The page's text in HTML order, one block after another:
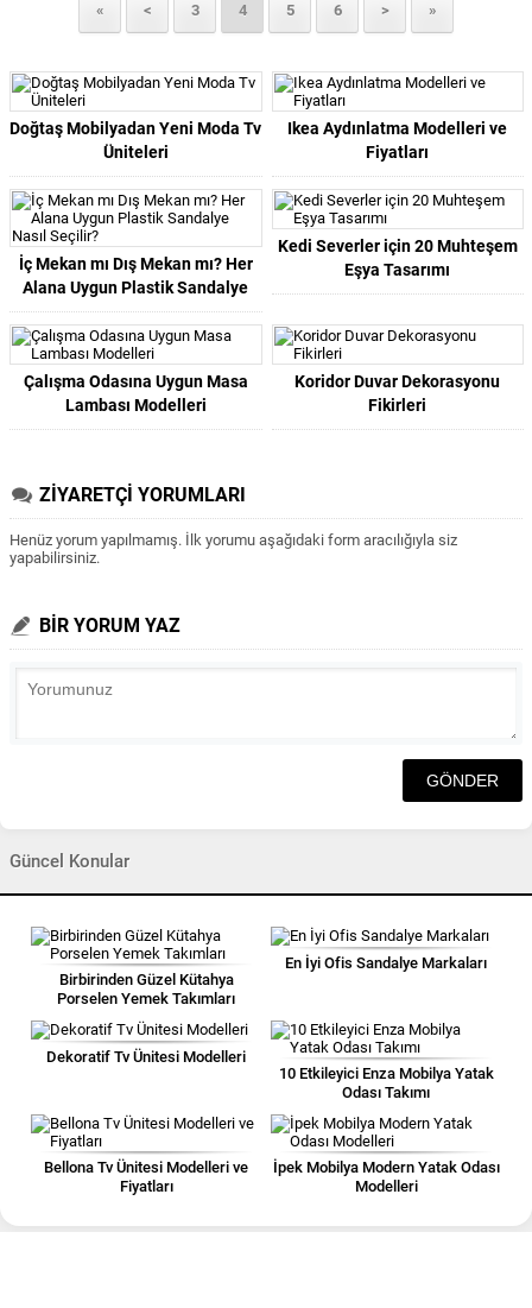
« < 3 4 5 6 > »
Doğtaş Mobilyadan Yeni Moda Tv
Üniteleri
Ikea Aydınlatma Modelleri ve
Fiyatları
İç Mekan mı Dış Mekan mı? Her
Alana Uygun Plastik Sandalye
Nasıl Seçilir?
Kedi Severler için 20 Muhteşem
Eşya Tasarımı
Çalışma Odasına Uygun Masa
Lambası Modelleri
Koridor Duvar Dekorasyonu
Fikirleri
ZİYARETÇİ YORUMLARI
Henüz yorum yapılmamış. İlk yorumu aşağıdaki form aracılığıyla siz
yapabilirsiniz.
BİR YORUM YAZ
Güncel Konular
Birbirinden Güzel Kütahya
Porselen Yemek Takımları
En İyi Ofis Sandalye Markaları
Dekoratif Tv Ünitesi Modelleri
10 Etkileyici Enza Mobilya Yatak
Odası Takımı
Bellona Tv Ünitesi Modelleri ve
Fiyatları
İpek Mobilya Modern Yatak Odası
Modelleri